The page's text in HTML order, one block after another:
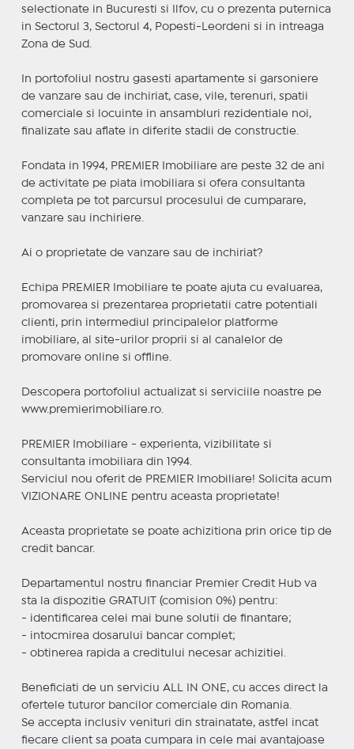
selectionate in Bucuresti si Ilfov, cu o prezenta puternica
in Sectorul 3, Sectorul 4, Popesti-Leordeni si in intreaga
Zona de Sud.
In portofoliul nostru gasesti apartamente si garsoniere
de vanzare sau de inchiriat, case, vile, terenuri, spatii
comerciale si locuinte in ansambluri rezidentiale noi,
finalizate sau aflate in diferite stadii de constructie.
Fondata in 1994, PREMIER Imobiliare are peste 32 de ani
de activitate pe piata imobiliara si ofera consultanta
completa pe tot parcursul procesului de cumparare,
vanzare sau inchiriere.
Ai o proprietate de vanzare sau de inchiriat?
Echipa PREMIER Imobiliare te poate ajuta cu evaluarea,
promovarea si prezentarea proprietatii catre potentiali
clienti, prin intermediul principalelor platforme
imobiliare, al site-urilor proprii si al canalelor de
promovare online si offline.
Descopera portofoliul actualizat si serviciile noastre pe
www.premierimobiliare.ro.
PREMIER Imobiliare - experienta, vizibilitate si
consultanta imobiliara din 1994.
Serviciul nou oferit de PREMIER Imobiliare! Solicita acum
VIZIONARE ONLINE pentru aceasta proprietate!
Aceasta proprietate se poate achizitiona prin orice tip de
credit bancar.
Departamentul nostru financiar Premier Credit Hub va
sta la dispozitie GRATUIT (comision 0%) pentru:
- identificarea celei mai bune solutii de finantare;
- intocmirea dosarului bancar complet;
- obtinerea rapida a creditului necesar achizitiei.
Beneficiati de un serviciu ALL IN ONE, cu acces direct la
ofertele tuturor bancilor comerciale din Romania.
Se accepta inclusiv venituri din strainatate, astfel incat
fiecare client sa poata cumpara in cele mai avantajoase